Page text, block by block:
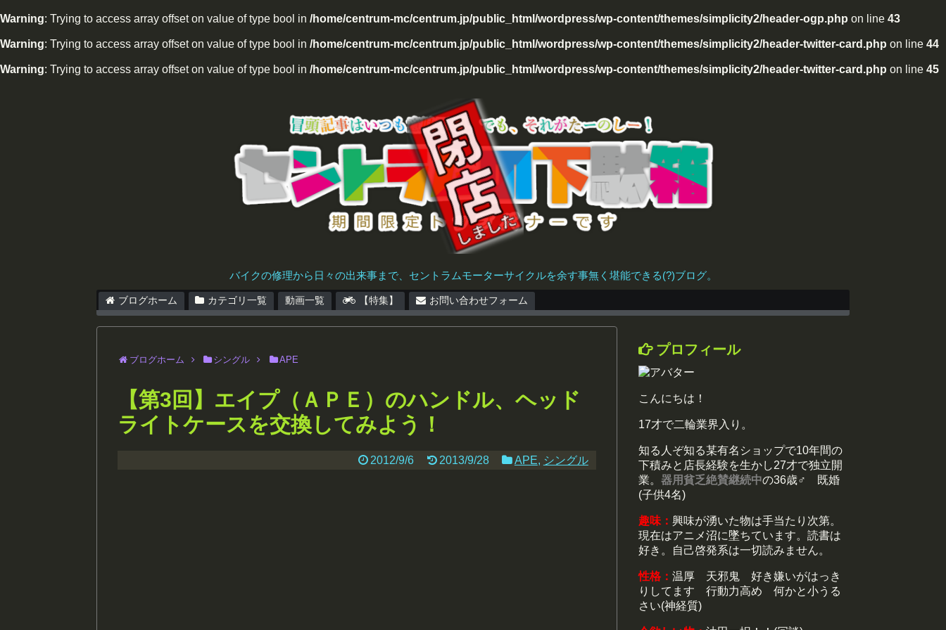
Warning: Trying to access array offset on value of type bool in /home/centrum-mc/centrum.jp/public_html/wordpress/wp-content/themes/simplicity2/header-ogp.php on line 43
Warning: Trying to access array offset on value of type bool in /home/centrum-mc/centrum.jp/public_html/wordpress/wp-content/themes/simplicity2/header-twitter-card.php on line 44
Warning: Trying to access array offset on value of type bool in /home/centrum-mc/centrum.jp/public_html/wordpress/wp-content/themes/simplicity2/header-twitter-card.php on line 45
バイクの修理から日々の出来事まで、セントラムモーターサイクルを余す事無く堪能できる(?)ブログ。
ブログホーム カテゴリ一覧 動画一覧 【特集】 お問い合わせフォーム
ブログホーム シングル APE
【第3回】エイプ（ＡＰＥ）のハンドル、ヘッド
ライトケースを交換してみよう！
2012/9/6 2013/9/28 APE, シングル
プロフィール
こんにちは！
17才で二輪業界入り。
知る人ぞ知る某有名ショップで10年間の
下積みと店長経験を生かし27才で独立開
業。 器用貧乏絶賛継続中の36歳♂ 既婚
(子供4名)
趣味： 興味が湧いた物は手当たり次第。
現在はアニメ沼に墜ちています。読書は
好き。自己啓発系は一切読みません。
性格： 温厚 天邪鬼 好き嫌いがはっき
りしてます 行動力高め 何かと小うる
さい(神経質)